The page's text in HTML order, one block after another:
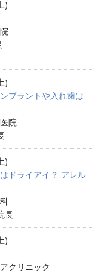
)
)
プラントや入れ歯は
院
)
ドライアイ？ アレル
長
)
クリニック